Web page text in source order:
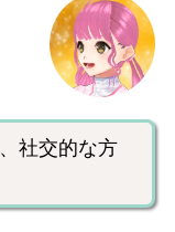
社交的な方